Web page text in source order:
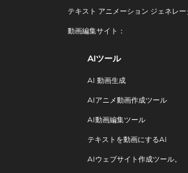
テキスト アニメーション ジェネレー
動画編集サイト：
AIツール
AI 動画生成
AIアニメ動画作成ツール
AI動画編集ツール
テキストを動画にするAI
AIウェブサイト作成ツール。